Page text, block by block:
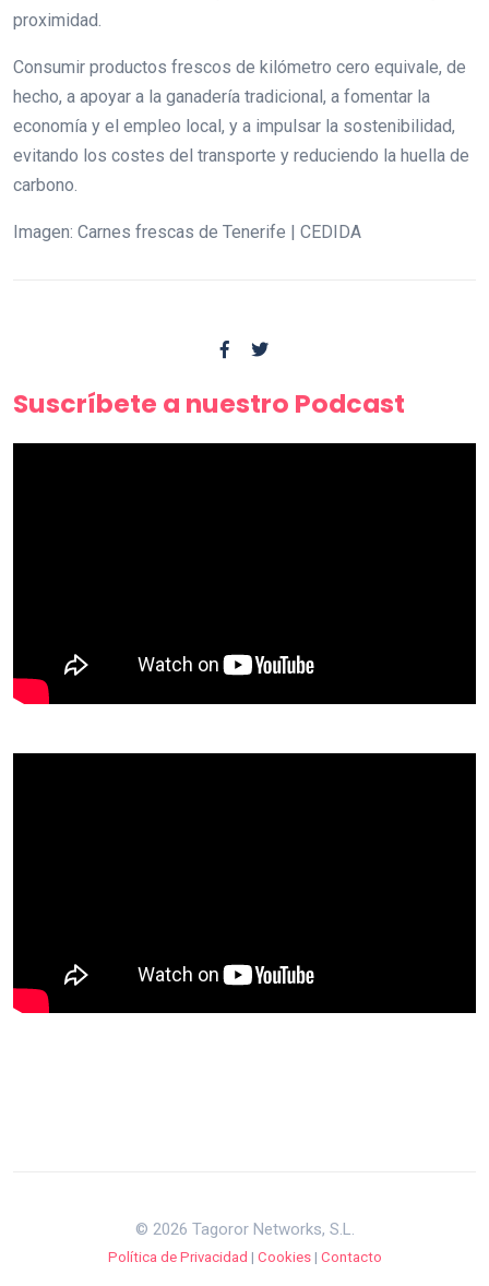
proximidad.
Consumir productos frescos de kilómetro cero equivale, de
hecho, a apoyar a la ganadería tradicional, a fomentar la
economía y el empleo local, y a impulsar la sostenibilidad,
evitando los costes del transporte y reduciendo la huella de
carbono.
Imagen: Carnes frescas de Tenerife | CEDIDA
Suscríbete a nuestro Podcast
© 2026 Tagoror Networks, S.L.
Política de Privacidad | Cookies| Contacto